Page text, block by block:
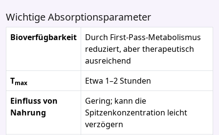
Wichtige Absorptionsparameter
Bioverfügbarkeit
Durch First‑Pass‑Metabolismus
reduziert, aber therapeutisch
ausreichend
Tmax
Etwa 1–2 Stunden
Einfluss von
Nahrung
Gering; kann die
Spitzenkonzentration leicht
verzögern